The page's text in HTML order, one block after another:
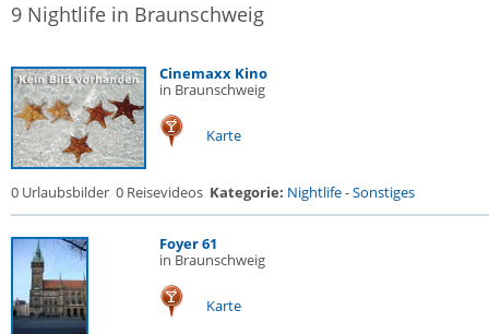
9 Nightlife in Braunschweig
Cinemaxx Kino
in Braunschweig
Karte
0 Urlaubsbilder 0 Reisevideos Kategorie: Nightlife-Sonstiges
Foyer 61
in Braunschweig
Karte